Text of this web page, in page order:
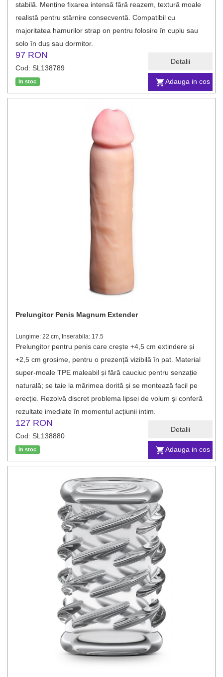
Adauga in cos
Detalii
stabilă. Menține fixarea intensă fără reazem, textură moale
realistă pentru stârnire consecventă. Compatibil cu
majoritatea hamurilor strap on pentru folosire în cuplu sau
solo în duș sau dormitor.
97 RON
Cod: SL138789
In stoc
Adauga in cos
Detalii
Prelungitor Penis Magnum Extender
Lungime: 22 cm, Inserabila: 17.5
Prelungitor pentru penis care crește +4,5 cm extindere și
+2,5 cm grosime, pentru o prezență vizibilă în pat. Material
super-moale TPE maleabil și fără cauciuc pentru senzație
naturală; se taie la mărimea dorită și se montează facil pe
erecție. Rezolvă discret problema lipsei de volum și conferă
rezultate imediate în momentul acțiunii intim.
127 RON
Cod: SL138880
In stoc